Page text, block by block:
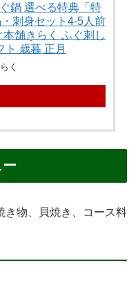
鍋 選べる特典「特
刺身セット4-5人前
本舗きらく ふぐ刺し
ト 歳暮 正月
く
き物、貝焼き、コース料